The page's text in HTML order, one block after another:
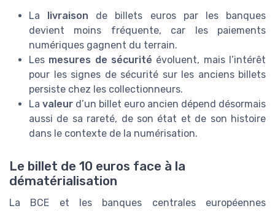
La livraison de billets euros par les banques
devient moins fréquente, car les paiements
numériques gagnent du terrain.
Les mesures de sécurité évoluent, mais l’intérêt
pour les signes de sécurité sur les anciens billets
persiste chez les collectionneurs.
La valeur d’un billet euro ancien dépend désormais
aussi de sa rareté, de son état et de son histoire
dans le contexte de la numérisation.
Le billet de 10 euros face à la
dématérialisation
La BCE et les banques centrales européennes